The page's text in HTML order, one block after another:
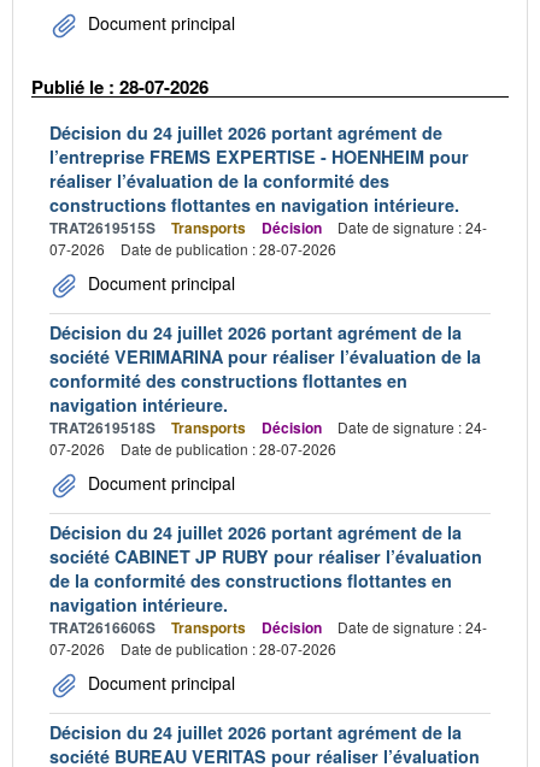
Document principal
Publié le : 28-07-2026
Décision du 24 juillet 2026 portant agrément de
l’entreprise FREMS EXPERTISE - HOENHEIM pour
réaliser l’évaluation de la conformité des
constructions flottantes en navigation intérieure.
TRAT2619515S Transports Décision
Date de signature : 24-
07-2026
Date de publication : 28-07-2026
Document principal
Décision du 24 juillet 2026 portant agrément de la
société VERIMARINA pour réaliser l’évaluation de la
conformité des constructions flottantes en
navigation intérieure.
TRAT2619518S Transports Décision
Date de signature : 24-
07-2026
Date de publication : 28-07-2026
Document principal
Décision du 24 juillet 2026 portant agrément de la
société CABINET JP RUBY pour réaliser l’évaluation
de la conformité des constructions flottantes en
navigation intérieure.
TRAT2616606S Transports Décision
Date de signature : 24-
07-2026
Date de publication : 28-07-2026
Document principal
Décision du 24 juillet 2026 portant agrément de la
société BUREAU VERITAS pour réaliser l’évaluation